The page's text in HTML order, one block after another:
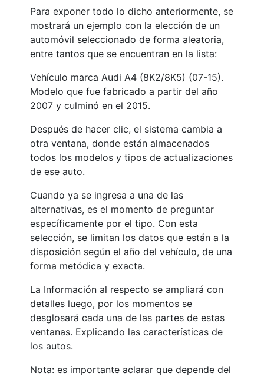
Para exponer todo lo dicho anteriormente, se
mostrará un ejemplo con la elección de un
automóvil seleccionado de forma aleatoria,
entre tantos que se encuentran en la lista:
Vehículo marca Audi A4 (8K2/8K5) (07-15).
Modelo que fue fabricado a partir del año
2007 y culminó en el 2015.
Después de hacer clic, el sistema cambia a
otra ventana, donde están almacenados
todos los modelos y tipos de actualizaciones
de ese auto.
Cuando ya se ingresa a una de las
alternativas, es el momento de preguntar
específicamente por el tipo. Con esta
selección, se limitan los datos que están a la
disposición según el año del vehículo, de una
forma metódica y exacta.
La Información al respecto se ampliará con
detalles luego, por los momentos se
desglosará cada una de las partes de estas
ventanas. Explicando las características de
los autos.
Nota: es importante aclarar que depende del